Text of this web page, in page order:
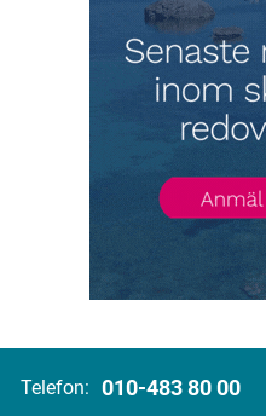
Telefon: 010-483 80 00